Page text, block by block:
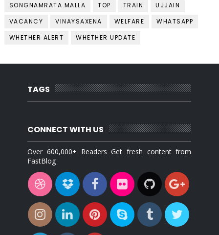
SONGNAMRATA MALLA
TOP TRAIN
UJJAIN
VACANCY
VINAYSAXENA WELFARE
WHATSAPP
WHETHER ALERT
WHETHER UPDATE
TAGS
CONNECT WITH US
Over 600,000+ Readers Get fresh content from
FastBlog